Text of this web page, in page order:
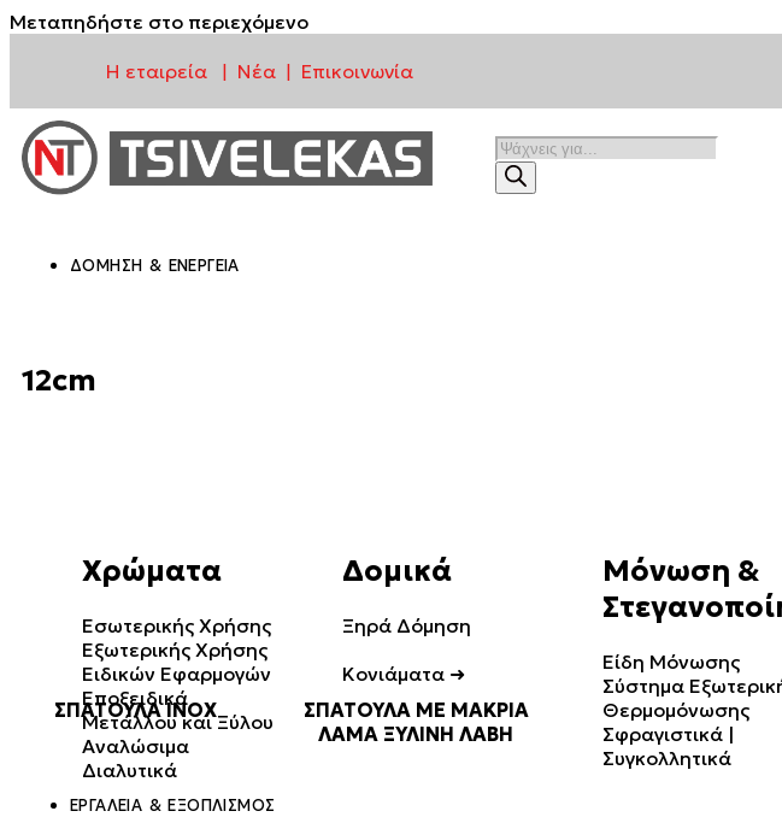
Μεταπηδήστε στο περιεχόμενο
Η εταιρεία | Νέα | Επικοινωνία
ΔΌΜΗΣΗ & ΕΝΈΡΓΕΙΑ
Χρώματα
Εσωτερικής Χρήσης
Εξωτερικής Χρήσης
Ειδικών Εφαρμογών
Εποξειδικά
Μετάλλου και Ξύλου
Αναλώσιμα
Διαλυτικά
Δομικά
Ξηρά Δόμηση
Κονιάματα ➜
Επισκευαστικά
Κόλλες Πλακιδίων
Μόνωση &
Είδη Μόνωσης
Σύστημα
Θερμομόνωσης
Σφραγιστικά |
Συγκολλητικά
ΕΡΓΑΛΕΊΑ & ΕΞΟΠΛΙΣΜΌΣ
12cm
ΣΠΑΤΟΥΛΑ INOX
ΣΠΑΤΟΥΛΑ ΜΕ ΜΑΚΡΙΑ
ΛΑΜΑ ΞΥΛΙΝΗ ΛΑΒΗ